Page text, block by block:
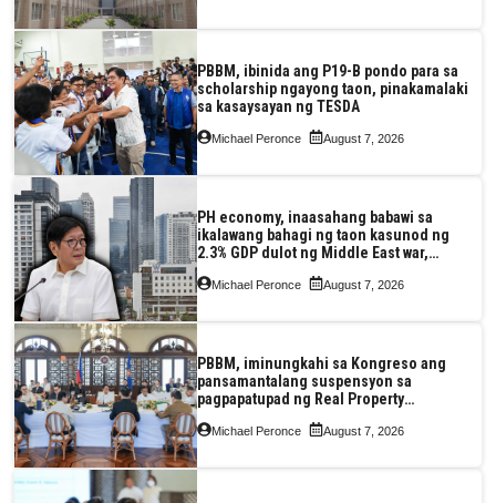
PBBM, ibinida ang P19-B pondo para sa
scholarship ngayong taon, pinakamalaki
sa kasaysayan ng TESDA
Michael Peronce August 7, 2026
PH economy, inaasahang babawi sa
ikalawang bahagi ng taon kasunod ng
2.3% GDP dulot ng Middle East war,
pagkaantala ng public construction
Michael Peronce August 7, 2026
PBBM, iminungkahi sa Kongreso ang
pansamantalang suspensyon sa
pagpapatupad ng Real Property
Valuation and Assessment Reform Act
Michael Peronce August 7, 2026